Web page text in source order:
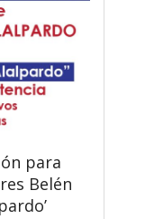
para
Belén